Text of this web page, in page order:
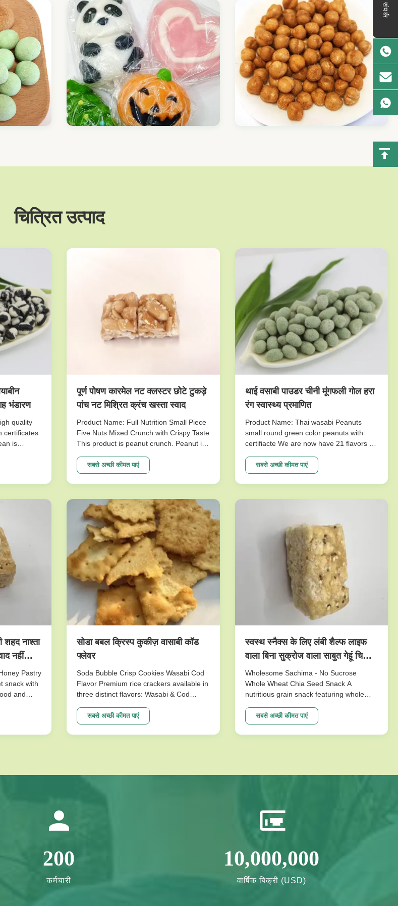
संपर्क
चित्रित उत्पाद
भंडारण
quality
certificates
is
with our
our
पूर्ण पोषण कारमेल नट क्लस्टर छोटे टुकड़े
पांच नट मिश्रित क्रंच खस्ता स्वाद
Product Name: Full Nutrition Small Piece
Five Nuts Mixed Crunch with Crispy Taste
This product is peanut crunch. Peanut is
made of peanuts is cripsy and tasty.And it
will give you joyful and unforgetable
experience. This product is one of our
सबसे अच्छी कीमत पाएं
थाई वसाबी पाउडर चीनी मूंगफली गोल हरा
रंग स्वास्थ्य प्रमाणित
Product Name: Thai wasabi Peanuts
small round green color peanuts with
certifiacte We are now have 21 flavors of
requests. Our main products are nut
snacks , peanuts, peas, beans, dry fruits,
frozen vegetables , and other agricultural
सबसे अच्छी कीमत पाएं
शहद नाश्ता
नहीं
Pastry
snack with
and
Light
No
सोडा बबल क्रिस्प कुकीज़ वासाबी कॉड
फ्लेवर
Soda Bubble Crisp Cookies Wasabi Cod
Flavor Premium rice crackers available in
three distinct flavors: Wasabi & Cod
baked for a low-fat, crispy texture that
satisfies cravings without compromising
on health. Product Specifications
सबसे अच्छी कीमत पाएं
स्वस्थ स्नैक्स के लिए लंबी शैल्फ लाइफ
वाला बिना सुक्रोज वाला साबुत गेहूं चिया
बीज साकिमा
Wholesome Sachima - No Sucrose
Whole Wheat Chia Seed Snack A
nutritious grain snack featuring whole
formulated without sucrose for healthy
energy needs. Perfect for health-
conscious consumers seeking long shelf
सबसे अच्छी कीमत पाएं
200
कर्मचारी
10,000,000
वार्षिक बिक्री (USD)